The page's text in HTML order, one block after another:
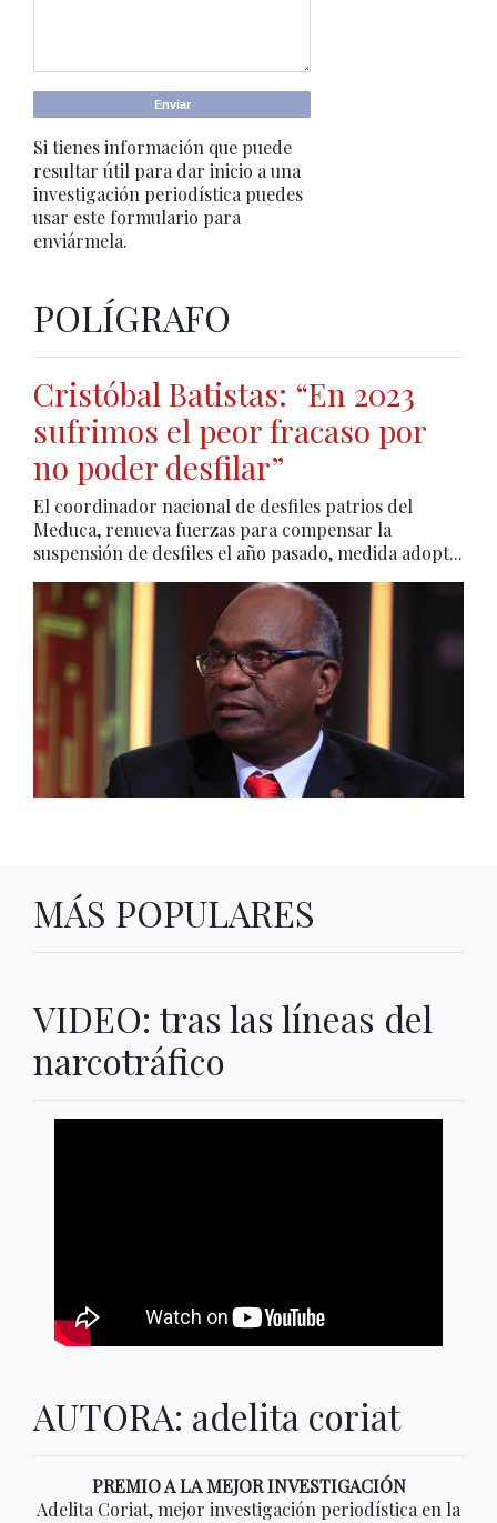
Si tienes información que puede
resultar útil para dar inicio a una
investigación periodística puedes
usar este formulario para
enviármela.
POLÍGRAFO
Cristóbal Batistas: “En 2023
sufrimos el peor fracaso por
no poder desfilar”
El coordinador nacional de desfiles patrios del
Meduca, renueva fuerzas para compensar la
suspensión de desfiles el año pasado, medida adopt...
MÁS POPULARES
VIDEO: tras las líneas del
narcotráfico
AUTORA: adelita coriat
PREMIO A LA MEJOR INVESTIGACIÓN
Adelita Coriat, mejor investigación periodística en la